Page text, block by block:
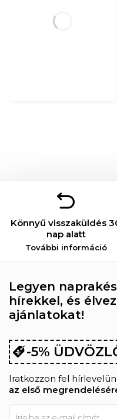
Könnyű visszaküldés
nap alatt
További információ
Legyen
hírekkel, és
ajánlatokat!
-5%
Iratkozzon fel
az első